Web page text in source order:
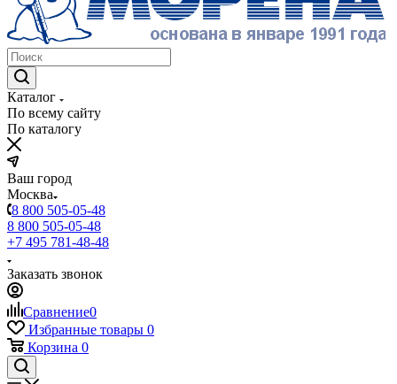
Каталог
По всему сайту
По каталогу
Ваш город
Москва
8 800 505-05-48
8 800 505-05-48
+7 495 781-48-48
Заказать звонок
Сравнение0
Избранные товары 0
Корзина 0